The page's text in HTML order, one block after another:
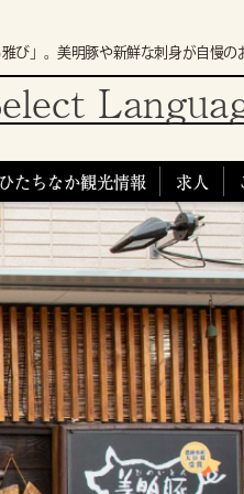
び」。美明豚や新鮮な刺身が自慢の
たちなか観光情報 求人